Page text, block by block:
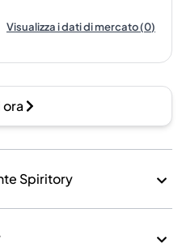
Visualizza i dati di mercato(0)
ora
Spiritory